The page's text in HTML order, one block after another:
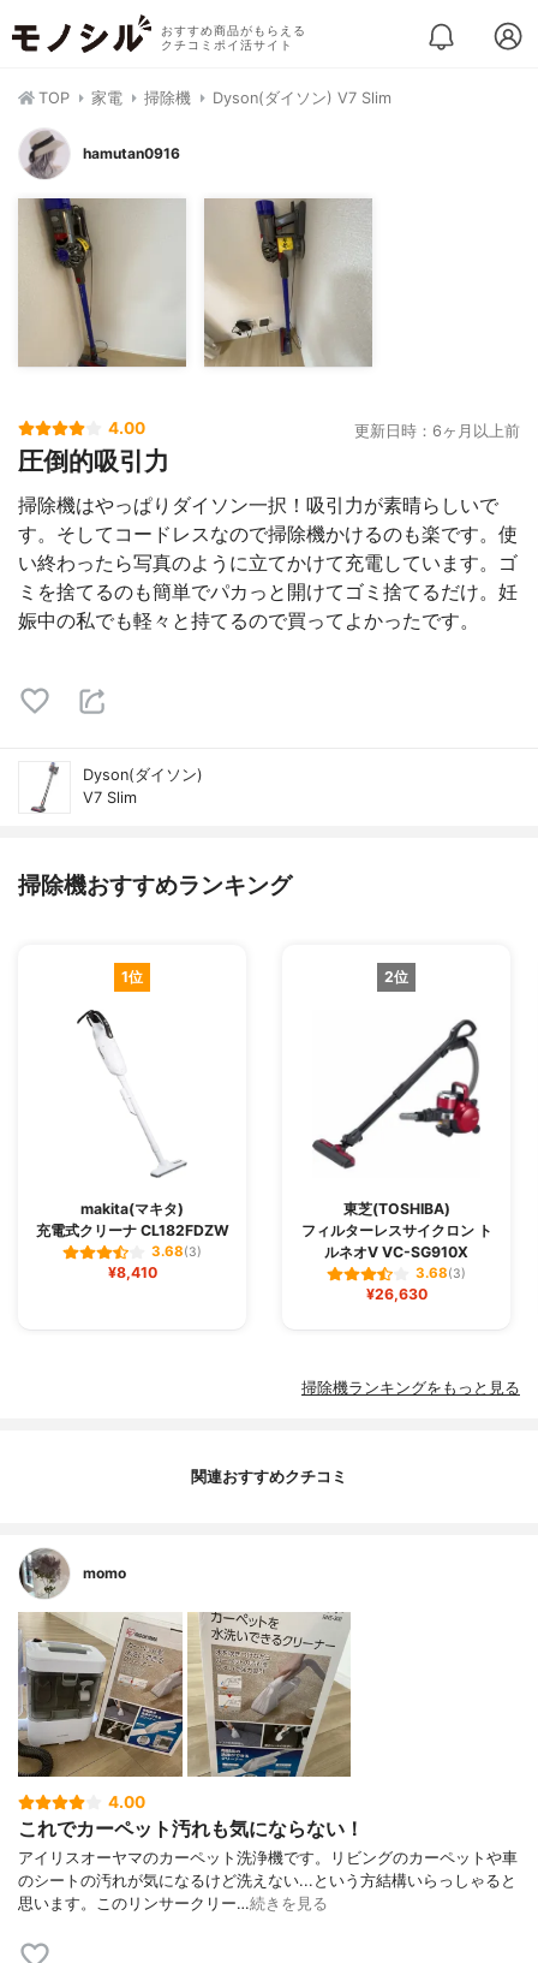
おすすめ商品がもらえる
クチコミポイ活サイト
TOP 家電 掃除機 Dyson(ダイソン) V7 Slim
hamutan0916
4.00 更新日時：6ヶ月以上前
圧倒的吸引力
掃除機はやっぱりダイソン一択！吸引力が素晴らしいで
す。そしてコードレスなので掃除機かけるのも楽です。使
い終わったら写真のように立てかけて充電しています。ゴ
ミを捨てるのも簡単でパカっと開けてゴミ捨てるだけ。妊
娠中の私でも軽々と持てるので買ってよかったです。
Dyson(ダイソン)
V7 Slim
掃除機おすすめランキング
1位
makita(マキタ)
充電式クリーナ CL182FDZW
3.68(3)
¥8,410
2位
東芝(TOSHIBA)
フィルターレスサイクロン ト
ルネオV VC-SG910X
3.68(3)
¥26,630
掃除機ランキングをもっと見る
関連おすすめクチコミ
momo
4.00
これでカーペット汚れも気にならない！
アイリスオーヤマのカーペット洗浄機です。リビングのカーペットや車
のシートの汚れが気になるけど洗えない...という方結構いらっしゃると
思います。このリンサークリー…続きを見る